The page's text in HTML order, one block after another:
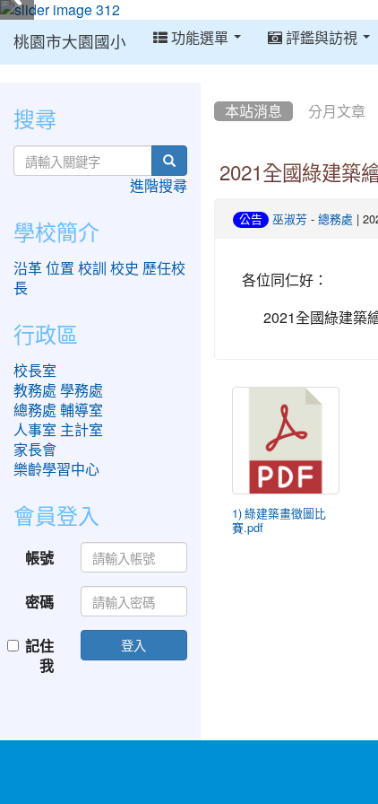
桃園市大園國小 功能選單 評鑑與訪視
本站消息 分月文章
2021全國綠建築
公告 巫淑芳 - 總務處 |
各位同仁好：
2021全國綠建築
1) 綠建築畫徵圖比
賽.pdf
:::
搜尋
進階搜尋
學校簡介
沿革 位置 校訓 校史 歷任校
長
行政區
校長室
教務處 學務處
總務處 輔導室
人事室 主計室
家長會
樂齡學習中心
會員登入
帳號
密碼
記住
我
登入